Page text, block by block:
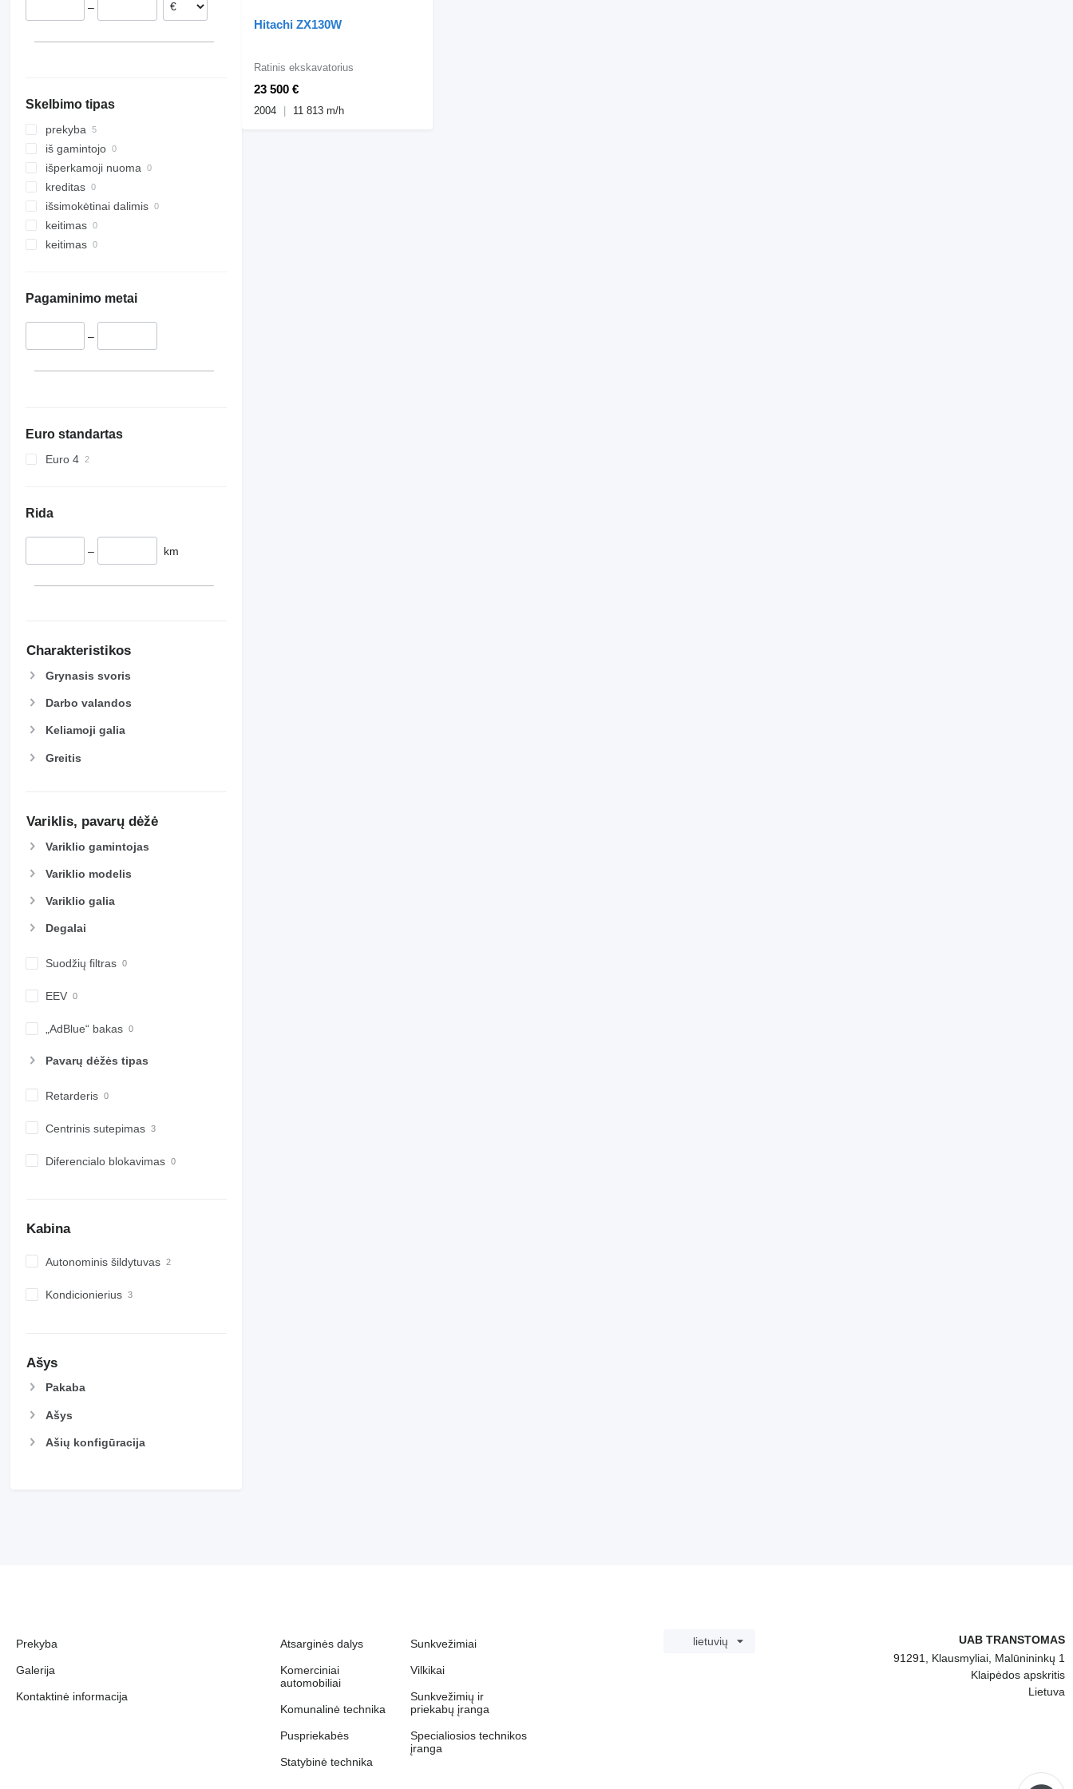
–
Skelbimo tipas
prekyba
iš gamintojo
išperkamoji nuoma
kreditas
išsimokėtinai dalimis
keitimas
keitimas
Pagaminimo metai
–
Euro standartas
Euro 4
Rida
– km
Charakteristikos
Grynasis svoris
Darbo valandos
Keliamoji galia
Greitis
Variklis, pavarų dėžė
Variklio gamintojas
Variklio modelis
Variklio galia
Degalai
Suodžių filtras
EEV
„AdBlue“ bakas
Pavarų dėžės tipas
Retarderis
Centrinis sutepimas
Diferencialo blokavimas
Kabina
Autonominis šildytuvas
Kondicionierius
Ašys
Pakaba
Ašys
Ašių konfigūracija
Hitachi ZX130W
23 500 €
Ratinis ekskavatorius
2004 11 813 m/h
Prekyba
Galerija
Kontaktinė informacija
lietuvių
UAB TRANSTOMAS
91291, Klausmyliai, Malūnininkų 1
Klaipėdos apskritis
Lietuva
Atsarginės dalys
Komerciniai
automobiliai
Komunalinė technika
Puspriekabės
Statybinė technika
Sunkvežimiai
Vilkikai
Sunkvežimių ir
priekabų įranga
Specialiosios technikos
įranga